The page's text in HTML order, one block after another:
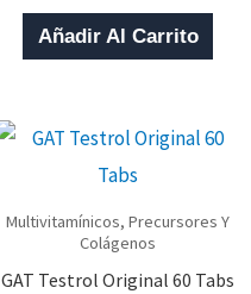
4.00
De 5
Añadir Al Carrito
Multivitamínicos, Precursores Y
Colágenos
GAT Testrol Original 60 Tabs